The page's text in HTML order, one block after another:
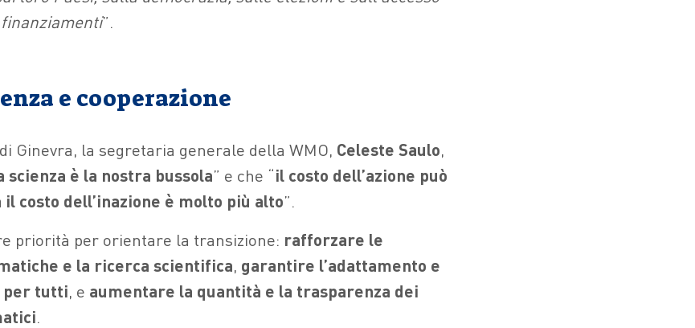
”.
e cooperazione
Ginevra, la segretaria generale della WMO, Celeste Saulo,
scienza è la nostra bussola” e che “il costo dell’azione può
costo dell’inazione è molto più alto”.
priorità per orientare la transizione: rafforzare le
e la ricerca scientifica, garantire l’adattamento e
per tutti, e aumentare la quantità e la trasparenza dei
.